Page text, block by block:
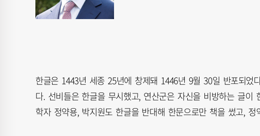
한글은 1443년 세종 25년에 창제돼 1446년 9월 30일 반포되
다. 선비들은 한글을 무시했고, 연산군은 자신을 비방하는 글
학자 정약용, 박지원도 한글을 반대해 한문으로만 책을 썼고,